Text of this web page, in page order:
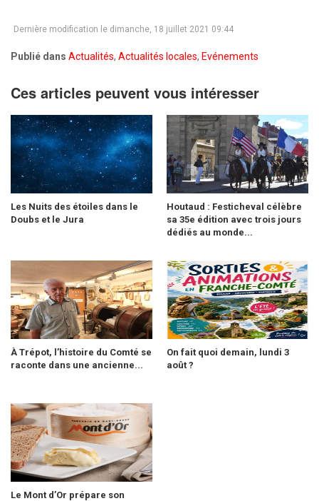
Dernière modification le dimanche, 18 juillet 2021 09:44
Publié dans Actualités, Actualités locales, Evénements
Ces articles peuvent vous intéresser
Les Nuits des étoiles dans le
Doubs et le Jura
Houtaud : Festicheval célèbre
sa 35e édition avec trois jours
dédiés au monde...
À Trépot, l’histoire du Comté se
raconte dans une ancienne...
On fait quoi demain, lundi 3
août ?
Le Mont d’Or prépare son